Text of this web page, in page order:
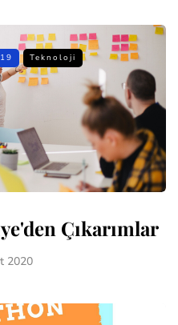
Teknoloji
Çıkarımlar
2020